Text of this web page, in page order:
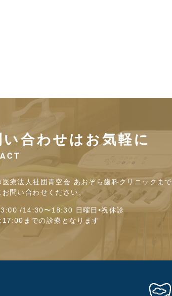
い合わせはお気軽に
医療法人社団青空会 あおぞら歯科クリニックまで
問い合わせください。
/14:30〜18:30 日曜日•祝休診
17:00までの診療となります